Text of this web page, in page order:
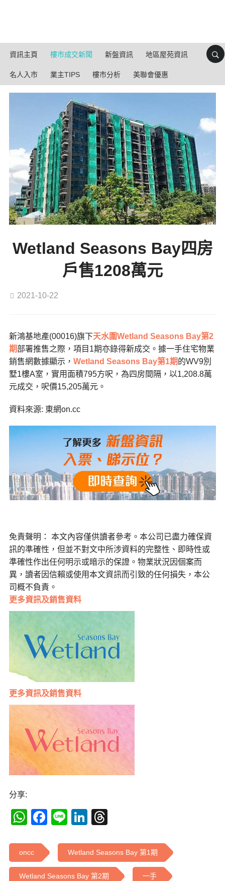
資訊主頁 樓市成交新聞 新盤資訊 地區屋苑資訊
名人入市 業主TIPS 樓市分析 美聯會優惠
Wetland Seasons Bay四房
戶售1208萬元
2021-10-22
新鴻基地產(00016)旗下天水圍Wetland Seasons Bay第2
期部署推售之際，項目1期亦錄得新成交。據一手住宅物業
銷售網數據顯示， Wetland Seasons Bay第1期的WV9別
墅1樓A室，實用面積795方呎，為四房間隔，以1,208.8萬
元成交，呎價15,205萬元。
資料來源: 東網on.cc
免責聲明： 本文內容僅供讀者參考。本公司已盡力確保資
訊的準確性，但並不對文中所涉資料的完整性、即時性或
準確性作出任何明示或暗示的保證。物業狀況因個案而
異，讀者因信賴或使用本文資訊而引致的任何損失，本公
司概不負責。
更多資訊及銷售資料
更多資訊及銷售資料
分享:
WhatsApp
Facebook
LineLinkedIn
oncc Wetland Seasons Bay 第1期
Wetland Seasons Bay 第2期 一手